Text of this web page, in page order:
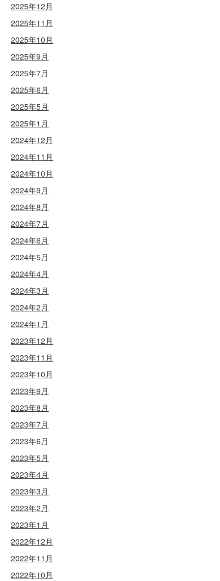
2025年12月
2025年11月
2025年10月
2025年9月
2025年7月
2025年6月
2025年5月
2025年1月
2024年12月
2024年11月
2024年10月
2024年9月
2024年8月
2024年7月
2024年6月
2024年5月
2024年4月
2024年3月
2024年2月
2024年1月
2023年12月
2023年11月
2023年10月
2023年9月
2023年8月
2023年7月
2023年6月
2023年5月
2023年4月
2023年3月
2023年2月
2023年1月
2022年12月
2022年11月
2022年10月